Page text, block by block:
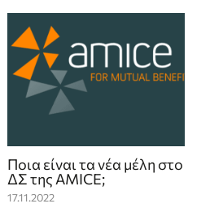
Ποια είναι τα νέα μέλη στο
ΔΣ της AMICE;
17.11.2022